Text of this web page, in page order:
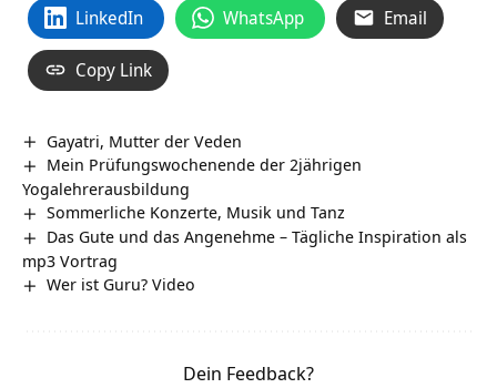
LinkedIn WhatsApp Email
Copy Link
Gayatri, Mutter der Veden
Mein Prüfungswochenende der 2jährigen
Yogalehrerausbildung
Sommerliche Konzerte, Musik und Tanz
Das Gute und das Angenehme – Tägliche Inspiration als
mp3 Vortrag
Wer ist Guru? Video
Dein Feedback?